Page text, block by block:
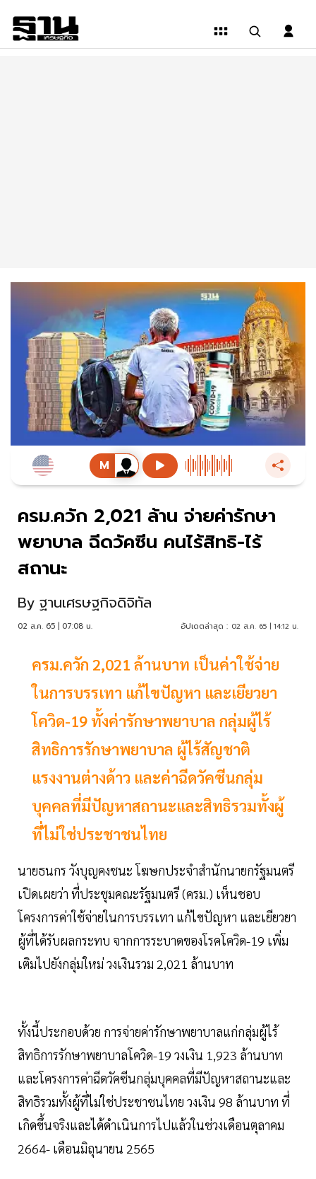
ครม.ควัก 2,021 ล้าน จ่ายค่ารักษา
พยาบาล ฉีดวัคซีน คนไร้สิทธิ-ไร้
สถานะ
By ฐานเศรษฐกิจดิจิทัล
02 ส.ค. 65 | 07:08 น. อัปเดตล่าสุด : 02 ส.ค. 65 | 14:12 น.
ครม.ควัก 2,021 ล้านบาท เป็นค่าใช้จ่าย
ในการบรรเทา แก้ไขปัญหา และเยียวยา
โควิด-19 ทั้งค่ารักษาพยาบาล กลุ่มผู้ไร้
สิทธิการรักษาพยาบาล ผู้ไร้สัญชาติ
แรงงานต่างด้าว และค่าฉีดวัคซีนกลุ่ม
บุคคลที่มีปัญหาสถานะและสิทธิรวมทั้งผู้
ที่ไม่ใช่ประชาชนไทย
นายธนกร วังบุญคงชนะ โฆษกประจำสำนักนายกรัฐมนตรี
เปิดเผยว่า ที่ประชุมคณะรัฐมนตรี (ครม.) เห็นชอบ
โครงการค่าใช้จ่ายในการบรรเทา แก้ไขปัญหา และเยียวยา
ผู้ที่ได้รับผลกระทบ จากการระบาดของโรคโควิด-19 เพิ่ม
เติมไปยังกลุ่มใหม่ วงเงินรวม 2,021 ล้านบาท
ทั้งนี้ประกอบด้วย การจ่ายค่ารักษาพยาบาลแก่กลุ่มผู้ไร้
สิทธิการรักษาพยาบาลโควิด-19 วงเงิน 1,923 ล้านบาท
และโครงการค่าฉีดวัคซีนกลุ่มบุคคลที่มีปัญหาสถานะและ
สิทธิรวมทั้งผู้ที่ไม่ใช่ประชาชนไทย วงเงิน 98 ล้านบาท ที่
เกิดขึ้นจริงและได้ดำเนินการไปแล้วในช่วงเดือนตุลาคม
2664- เดือนมิถุนายน 2565